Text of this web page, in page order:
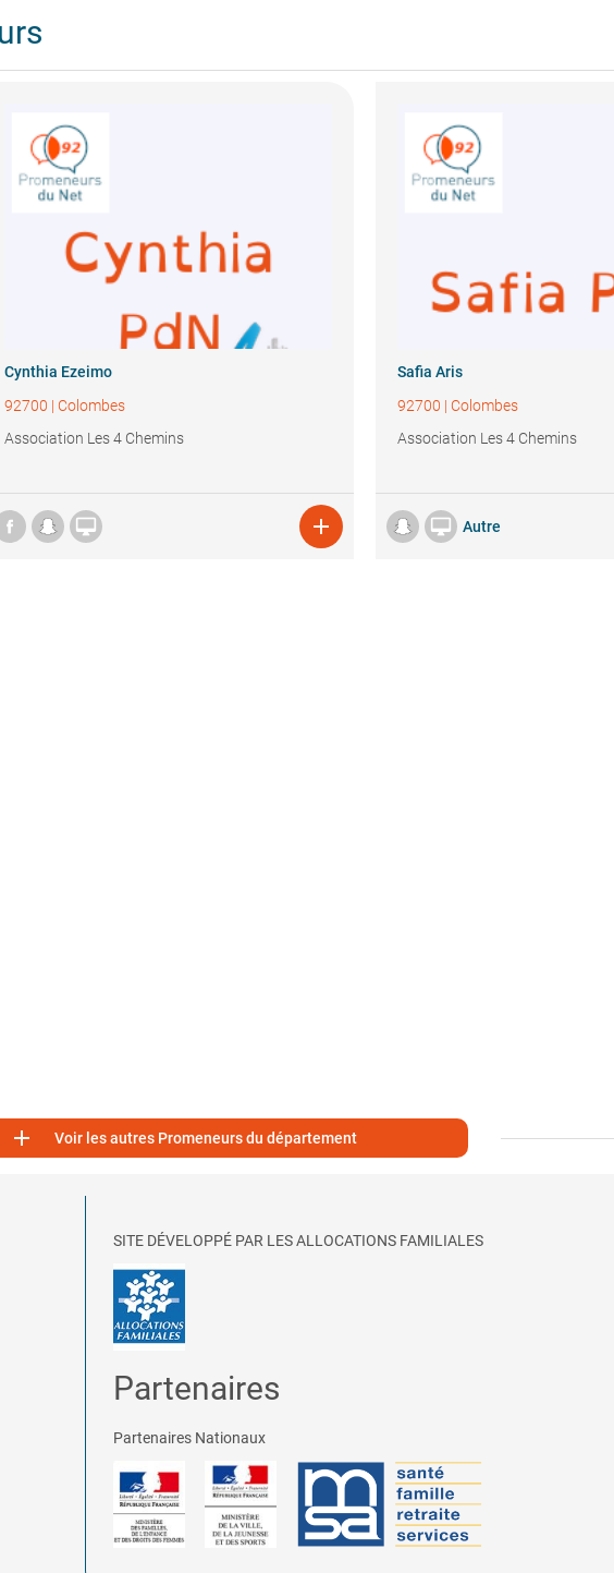
Cynthia Ezeimo
92700 | Colombes
Association Les 4 Chemins
 
Safia Aris
92700 | Colombes
Association Les 4 Chemins
 Autre
 Voir les autres Promeneurs du département
SITE DÉVELOPPÉ PAR LES ALLOCATIONS FAMILIALES
Partenaires
Partenaires Nationaux